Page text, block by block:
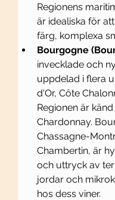
Regionens
är idealiska för
färg, komplexa
Bourgogne
invecklade och
uppdelad i flera
d'Or, Côte
Regionen är
Chardonnay.
Chassagne-
Chambertin, är
och uttryck av
jordar och
hos dess viner.